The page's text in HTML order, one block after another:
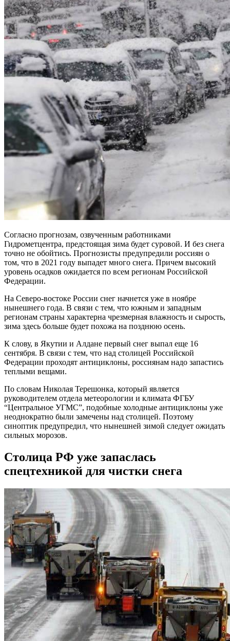
Согласно прогнозам, озвученным работниками
Гидрометцентра, предстоящая зима будет суровой. И без снега
точно не обойтись. Прогнозисты предупредили россиян о
том, что в 2021 году выпадет много снега. Причем высокий
уровень осадков ожидается по всем регионам Российской
Федерации.
На Северо-востоке России снег начнется уже в ноябре
нынешнего года. В связи с тем, что южным и западным
регионам страны характерна чрезмерная влажность и сырость,
зима здесь больше будет похожа на позднюю осень.
К слову, в Якутии и Алдане первый снег выпал еще 16
сентября. В связи с тем, что над столицей Российской
Федерации проходят антициклоны, россиянам надо запастись
теплыми вещами.
По словам Николая Терешонка, который является
руководителем отдела метеорологии и климата ФГБУ
“Центральное УГМС”, подобные холодные антициклоны уже
неоднократно были замечены над столицей. Поэтому
синоптик предупредил, что нынешней зимой следует ожидать
сильных морозов.
Столица РФ уже запаслась
спецтехникой для чистки снега